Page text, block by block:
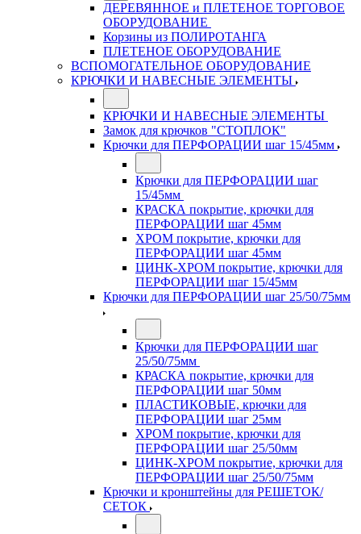
ДЕРЕВЯННОЕ и ПЛЕТЕНОЕ ТОРГОВОЕ
ОБОРУДОВАНИЕ
Корзины из ПОЛИРОТАНГА
ПЛЕТЕНОЕ ОБОРУДОВАНИЕ
ВСПОМОГАТЕЛЬНОЕ ОБОРУДОВАНИЕ
КРЮЧКИ И НАВЕСНЫЕ ЭЛЕМЕНТЫ
КРЮЧКИ И НАВЕСНЫЕ ЭЛЕМЕНТЫ
Замок для крючков "СТОПЛОК"
Крючки для ПЕРФОРАЦИИ шаг 15/45мм
Крючки для ПЕРФОРАЦИИ шаг
15/45мм
КРАСКА покрытие, крючки для
ПЕРФОРАЦИИ шаг 45мм
ХРОМ покрытие, крючки для
ПЕРФОРАЦИИ шаг 45мм
ЦИНК-ХРОМ покрытие, крючки для
ПЕРФОРАЦИИ шаг 15/45мм
Крючки для ПЕРФОРАЦИИ шаг 25/50/75мм
Крючки для ПЕРФОРАЦИИ шаг
25/50/75мм
КРАСКА покрытие, крючки для
ПЕРФОРАЦИИ шаг 50мм
ПЛАСТИКОВЫЕ, крючки для
ПЕРФОРАЦИИ шаг 25мм
ХРОМ покрытие, крючки для
ПЕРФОРАЦИИ шаг 25/50мм
ЦИНК-ХРОМ покрытие, крючки для
ПЕРФОРАЦИИ шаг 25/50/75мм
Крючки и кронштейны для РЕШЕТОК/
СЕТОК